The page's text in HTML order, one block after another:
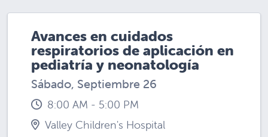
Avances en cuidados
respiratorios de aplicación en
pediatría y neonatología​​​​​​​
Sábado, Septiembre 26
8:00 AM - 5:00 PM
Valley Children's Hospital